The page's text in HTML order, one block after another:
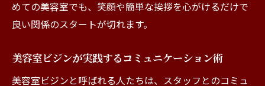
めての美容室でも、笑顔や簡単な挨拶を心がけるだけで
良い関係のスタートが切れます。
美容室ビジンが実践するコミュニケーション術
美容室ビジンと呼ばれる人たちは、スタッフとのコミュ